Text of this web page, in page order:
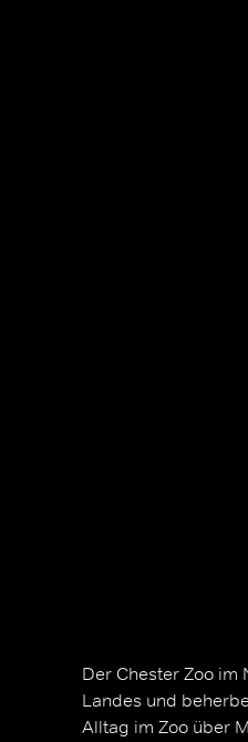
Der Chester Zoo im
Landes und
Alltag im Zoo über